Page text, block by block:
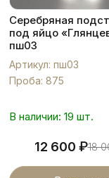
Серебряная
под яйцо
пш03
Артикул: пш03
Проба: 875
В наличии: 19 шт.
12 600 ₽18